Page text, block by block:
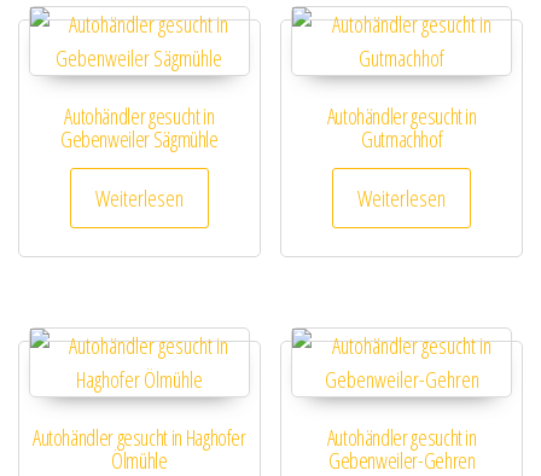
Autohändler gesucht in
Gebenweiler Sägmühle
Weiterlesen
Autohändler gesucht in
Gutmachhof
Weiterlesen
Autohändler gesucht in Haghofer
Ölmühle
Autohändler gesucht in
Gebenweiler-Gehren